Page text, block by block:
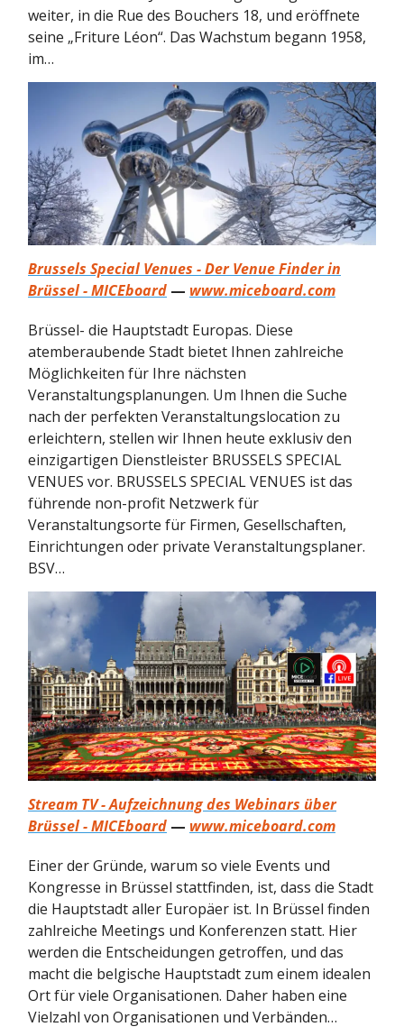
weiter, in die Rue des Bouchers 18, und eröffnete
seine „Friture Léon“. Das Wachstum begann 1958,
im…
Brussels Special Venues - Der Venue Finder in
Brüssel - MICEboard — www.miceboard.com
Brüssel- die Hauptstadt Europas. Diese
atemberaubende Stadt bietet Ihnen zahlreiche
Möglichkeiten für Ihre nächsten
Veranstaltungsplanungen. Um Ihnen die Suche
nach der perfekten Veranstaltungslocation zu
erleichtern, stellen wir Ihnen heute exklusiv den
einzigartigen Dienstleister BRUSSELS SPECIAL
VENUES vor. BRUSSELS SPECIAL VENUES ist das
führende non-profit Netzwerk für
Veranstaltungsorte für Firmen, Gesellschaften,
Einrichtungen oder private Veranstaltungsplaner.
BSV…
Stream TV - Aufzeichnung des Webinars über
Brüssel - MICEboard — www.miceboard.com
Einer der Gründe, warum so viele Events und
Kongresse in Brüssel stattfinden, ist, dass die Stadt
die Hauptstadt aller Europäer ist. In Brüssel finden
zahlreiche Meetings und Konferenzen statt. Hier
werden die Entscheidungen getroffen, und das
macht die belgische Hauptstadt zum einem idealen
Ort für viele Organisationen. Daher haben eine
Vielzahl von Organisationen und Verbänden…